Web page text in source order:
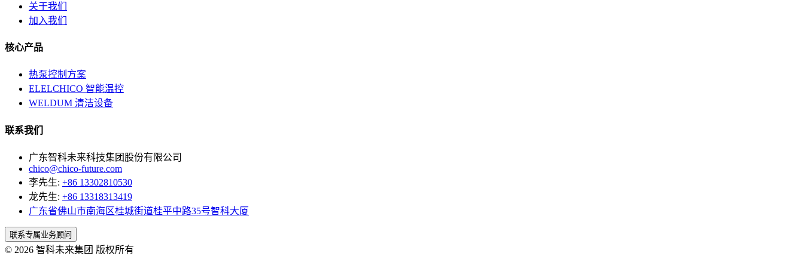
关于我们
加入我们
核心产品
热泵控制方案
ELELCHICO 智能温控
WELDUM 清洁设备
联系我们
广东智科未来科技集团股份有限公司
chico@chico-future.com
李先生: +86 13302810530
龙先生: +86 13318313419
广东省佛山市南海区桂城街道桂平中路35号智科大厦
联系专属业务顾问
© 2026 智科未来集团 版权所有